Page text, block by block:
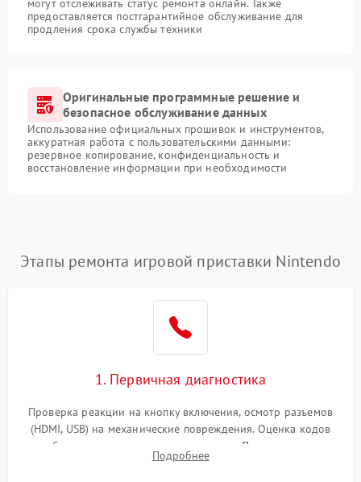
могут отслеживать статус ремонта онлайн. Также
предоставляется постгарантийное обслуживание для
продления срока службы техники
Оригинальные программные решение и
безопасное обслуживание данных
Использование официальных прошивок и инструментов,
аккуратная работа с пользовательскими данными:
резервное копирование, конфиденциальность и
восстановление информации при необходимости
Этапы ремонта игровой приставки Nintendo
1. Первичная диагностика
Проверка реакции на кнопку включения, осмотр разъемов
(HDMI, USB) на механические повреждения. Оценка кодов
ошибок на экране или по индикаторам. Проверка чтения
дисков, работы геймпадов и наличия гарантийных пломб.
Подробнее